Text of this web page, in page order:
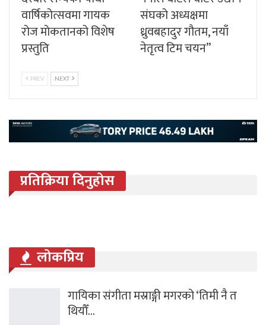
वार्षिकोत्सवमा गायक
रोज मोकतानको विशेष
प्रस्तुति
संघको अध्यक्षमा
ध्रुवबहादुर गौतम, नयाँ
नेतृत्व टिम चयन”
PREV NEXT
प्रतिक्रिया दिनुहोस
लोकप्रिय
गायिका संगीता मस्राङ्गी मगरको ‘तिमी नै त
थियौँ…